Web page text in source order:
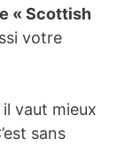
« Scottish
votre
vaut mieux
sans